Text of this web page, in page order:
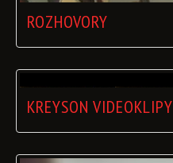
ROZHOVORY
KREYSON VIDEOKLIPY